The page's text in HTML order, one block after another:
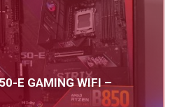
E GAMING WIFI –